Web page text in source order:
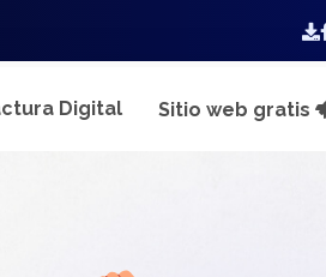
Digital Sitio web gratis